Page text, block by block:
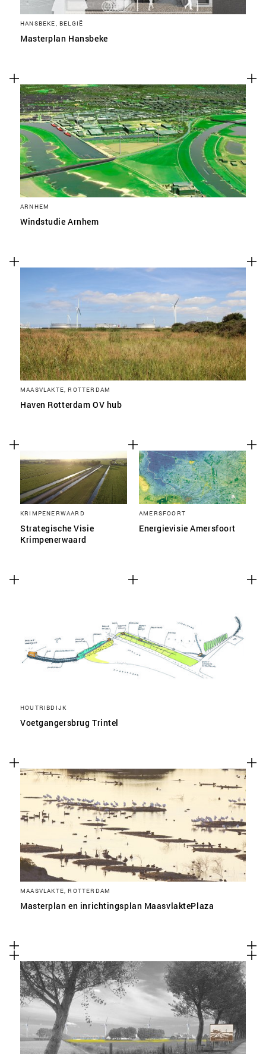
HANSBEKE, BELGIË
Masterplan Hansbeke
ARNHEM
Windstudie Arnhem
MAASVLAKTE, ROTTERDAM
Haven Rotterdam OV hub
KRIMPENERWAARD
Strategische Visie
Krimpenerwaard
AMERSFOORT
Energievisie Amersfoort
HOUTRIBDIJK
Voetgangersbrug Trintel
MAASVLAKTE, ROTTERDAM
Masterplan en inrichtingsplan MaasvlaktePlaza